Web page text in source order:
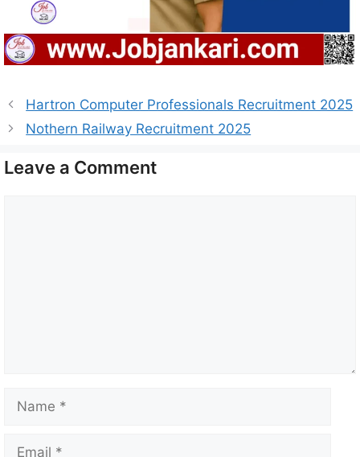
Hartron Computer Professionals Recruitment 2025
Nothern Railway Recruitment 2025
Leave a Comment